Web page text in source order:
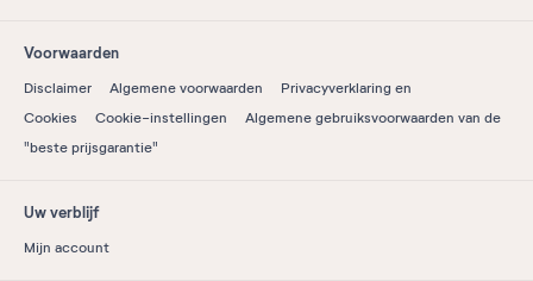
Voorwaarden
Disclaimer Algemene voorwaarden
Privacyverklaring en
Cookies
Cookie-instellingen
Algemene gebruiksvoorwaarden van de
"beste prijsgarantie"
Uw verblijf
Mijn account